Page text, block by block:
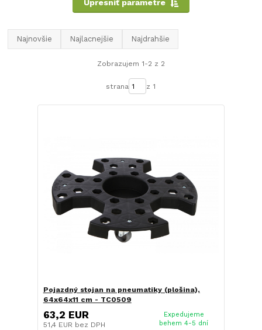
Upresniť parametre
Najnovšie Najlacnejšie Najdrahšie
Zobrazujem 1-2 z 2
strana z 1
Pojazdný stojan na pneumatiky (plošina),
64x64x11 cm - TC0509
63,2 EUR
51,4 EUR bez DPH
Expedujeme
behem 4-5 dní